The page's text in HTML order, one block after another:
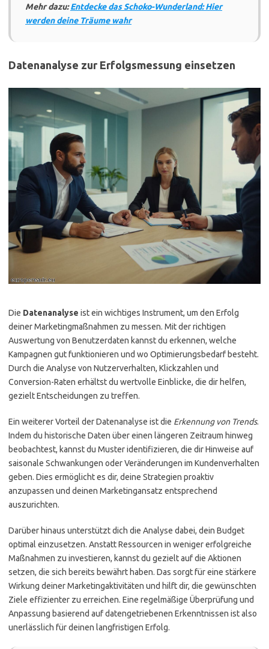
Mehr dazu:Entdecke das Schoko-Wunderland: Hier
werden deine Träume wahr
Datenanalyse zur Erfolgsmessung einsetzen
Die Datenanalyse ist ein wichtiges Instrument, um den Erfolg
deiner Marketingmaßnahmen zu messen. Mit der richtigen
Auswertung von Benutzerdaten kannst du erkennen, welche
Kampagnen gut funktionieren und wo Optimierungsbedarf besteht.
Durch die Analyse von Nutzerverhalten, Klickzahlen und
Conversion-Raten erhältst du wertvolle Einblicke, die dir helfen,
gezielt Entscheidungen zu treffen.
Ein weiterer Vorteil der Datenanalyse ist die Erkennung von Trends.
Indem du historische Daten über einen längeren Zeitraum hinweg
beobachtest, kannst du Muster identifizieren, die dir Hinweise auf
saisonale Schwankungen oder Veränderungen im Kundenverhalten
geben. Dies ermöglicht es dir, deine Strategien proaktiv
anzupassen und deinen Marketingansatz entsprechend
auszurichten.
Darüber hinaus unterstützt dich die Analyse dabei, dein Budget
optimal einzusetzen. Anstatt Ressourcen in weniger erfolgreiche
Maßnahmen zu investieren, kannst du gezielt auf die Aktionen
setzen, die sich bereits bewährt haben. Das sorgt für eine stärkere
Wirkung deiner Marketingaktivitäten und hilft dir, die gewünschten
Ziele effizienter zu erreichen. Eine regelmäßige Überprüfung und
Anpassung basierend auf datengetriebenen Erkenntnissen ist also
unerlässlich für deinen langfristigen Erfolg.